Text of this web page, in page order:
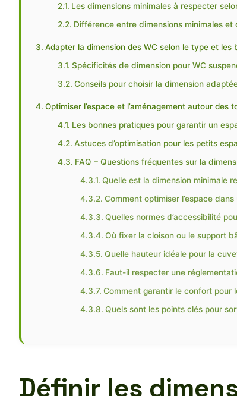
Les dimensions minimales à respecter
Différence entre dimensions minimales
Adapter la dimension des WC selon le type et les
Spécificités de dimension pour WC
Conseils pour choisir la dimension
Optimiser l’espace et l’aménagement autour des
Les bonnes pratiques pour garantir un
Astuces d’optimisation pour les petits
FAQ – Questions fréquentes sur la
Quelle est la dimension minimale
Comment optimiser l’espace
Quelles normes d’accessibilité
Où fixer la cloison ou le support
Quelle hauteur idéale pour la
Faut-il respecter une
Comment garantir le confort pour
Quels sont les points clés pour
Définir les